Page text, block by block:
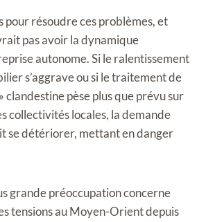
pour résoudre ces problèmes, et
pas avoir la dynamique
autonome. Si le ralentissement
s’aggrave ou si le traitement de
clandestine pèse plus que prévu sur
collectivités locales, la demande
se détériorer, mettant en danger
grande préoccupation concerne
tensions au Moyen-Orient depuis